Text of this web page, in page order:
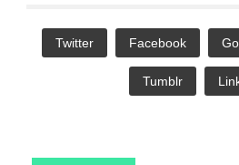
Twitter Facebook
Tumblr